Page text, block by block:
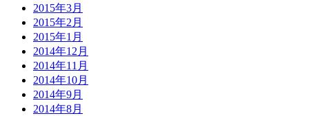
2015年3月
2015年2月
2015年1月
2014年12月
2014年11月
2014年10月
2014年9月
2014年8月